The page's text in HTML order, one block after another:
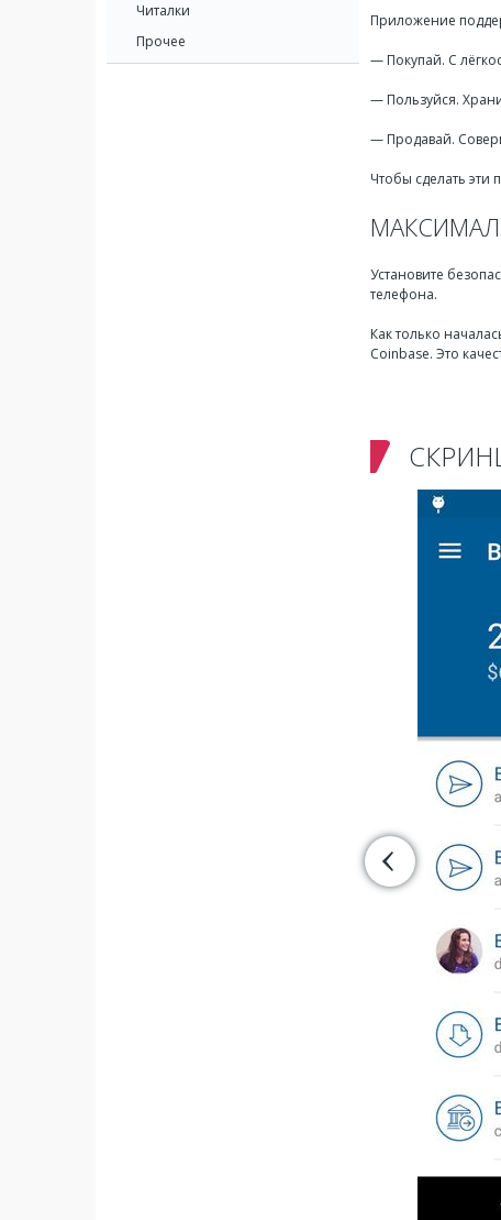
Приложение
— Покупай. С
— Пользуйся.
— Продавай.
Чтобы сделать эти
Установите
телефона.
Как только
Coinbase. Это
Читалки
Прочее